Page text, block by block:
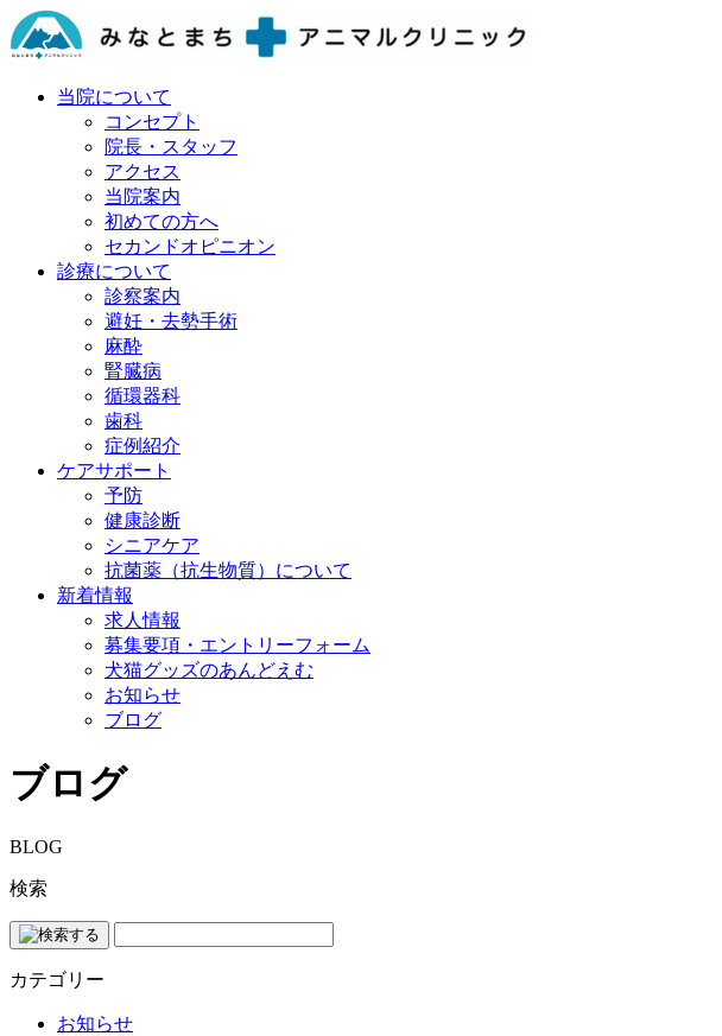
当院について
コンセプト
院長・スタッフ
アクセス
当院案内
初めての方へ
セカンドオピニオン
診療について
診察案内
避妊・去勢手術
麻酔
腎臓病
循環器科
歯科
症例紹介
ケアサポート
予防
健康診断
シニアケア
抗菌薬（抗生物質）について
新着情報
求人情報
募集要項・エントリーフォーム
犬猫グッズのあんどえむ
お知らせ
ブログ
ブログ
BLOG
検索
カテゴリー
お知らせ